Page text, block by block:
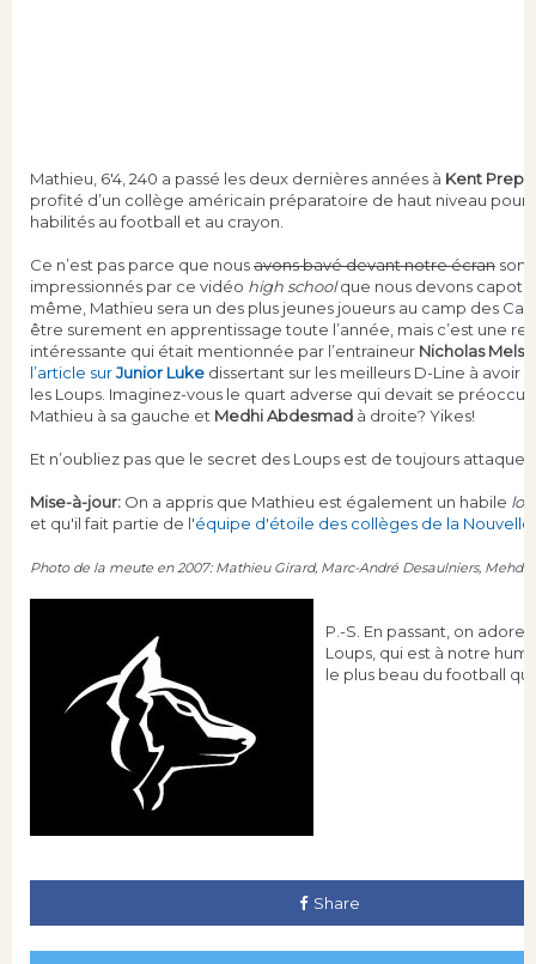
Mathieu, 6'4, 240 a passé les deux dernières années à Kent Prep
profité d’un collège américain préparatoire de haut niveau pour
habilités au football et au crayon.
Ce n’est pas parce que nousavons bavé devant notre écran
impressionnés par ce vidéo high schoolque nous devons
même, Mathieu sera un des plus jeunes joueurs au camp des
être surement en apprentissage toute l’année, mais c’est une
intéressante qui était mentionnée par l’entraineur Nicholas
l’article surJunior Luke dissertant sur les meilleurs D-Line à avoir
les Loups. Imaginez-vous le quart adverse qui devait se
Mathieu à sa gauche et Medhi Abdesmad à droite? Yikes!
Et n’oubliez pas que le secret des Loups est de toujours
Mise-à-jour: On a appris que Mathieu est également un habile
et qu'il fait partie de l'équipe d'étoile des collèges de la
Photo de la meute en 2007: Mathieu Girard, Marc-André Desaulniers, Mehdi
P.-S. En passant, on adore
Loups, qui est à notre
le plus beau du football
Share